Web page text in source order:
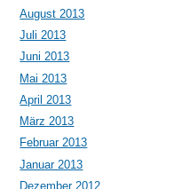
August 2013
Juli 2013
Juni 2013
Mai 2013
April 2013
März 2013
Februar 2013
Januar 2013
Dezember 2012